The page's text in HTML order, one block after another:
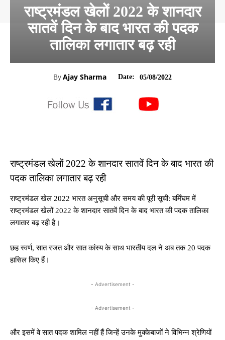
राष्ट्रमंडल खेलों 2022 के शानदार
सातवें दिन के बाद भारत की पदक
तालिका लगातार बढ़ रही
ByAjay Sharma Date: 05/08/2022
राष्ट्रमंडल खेलों 2022 के शानदार सातवें दिन के बाद भारत की
पदक तालिका लगातार बढ़ रही
राष्ट्रमंडल खेल 2022 भारत अनुसूची और समय की पूरी सूची: बर्मिंघम में
राष्ट्रमंडल खेलों 2022 के शानदार सातवें दिन के बाद भारत की पदक तालिका
लगातार बढ़ रही है।
छह स्वर्ण, सात रजत और सात कांस्य के साथ भारतीय दल ने अब तक 20 पदक
हासिल किए हैं।
- Advertisement -
- Advertisement -
और इसमें वे सात पदक शामिल नहीं हैं जिन्हें उनके मुक्केबाजों ने विभिन्न श्रेणियों